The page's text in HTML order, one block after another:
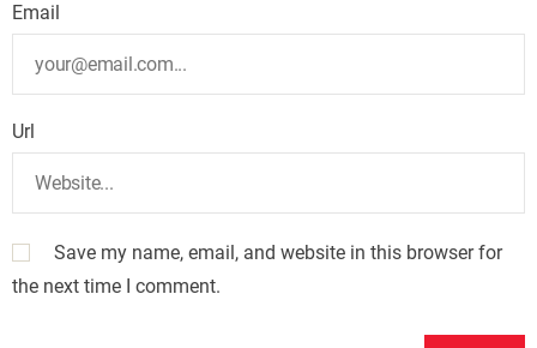
Email
Url
Save my name, email, and website in this browser for
the next time I comment.